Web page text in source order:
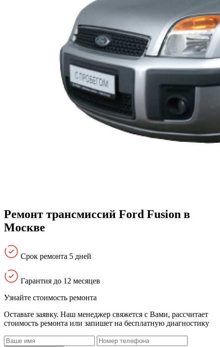
Ремонт трансмиссий Ford Fusion в
Москве
Срок ремонта 5 дней
Гарантия до 12 месяцев
Узнайте стоимость ремонта
Оставьте заявку. Наш менеджер свяжется с Вами, расcчитает
стоимость ремонта или запишет на бесплатную диагностику